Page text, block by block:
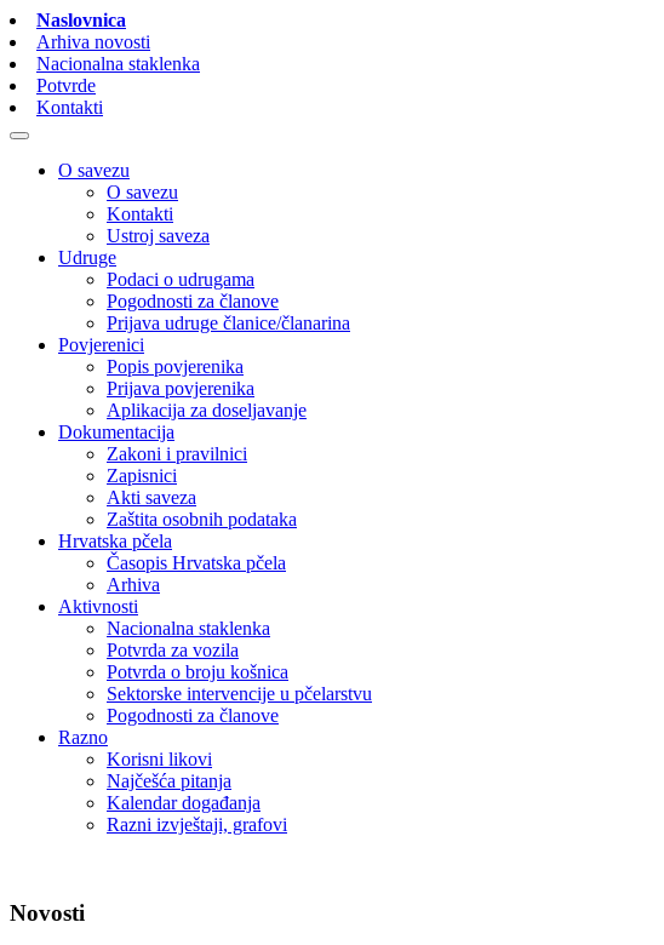
Naslovnica
Arhiva novosti
Nacionalna staklenka
Potvrde
Kontakti
O savezu
O savezu
Kontakti
Ustroj saveza
Udruge
Podaci o udrugama
Pogodnosti za članove
Prijava udruge članice/članarina
Povjerenici
Popis povjerenika
Prijava povjerenika
Aplikacija za doseljavanje
Dokumentacija
Zakoni i pravilnici
Zapisnici
Akti saveza
Zaštita osobnih podataka
Hrvatska pčela
Časopis Hrvatska pčela
Arhiva
Aktivnosti
Nacionalna staklenka
Potvrda za vozila
Potvrda o broju košnica
Sektorske intervencije u pčelarstvu
Pogodnosti za članove
Razno
Korisni likovi
Najčešća pitanja
Kalendar događanja
Razni izvještaji, grafovi
Novosti